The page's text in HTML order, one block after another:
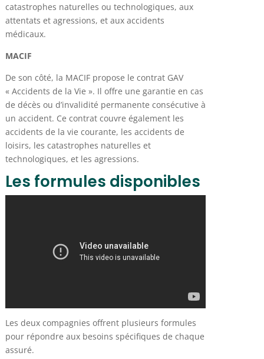
catastrophes naturelles ou technologiques, aux
attentats et agressions, et aux accidents
médicaux.
MACIF
De son côté, la MACIF propose le contrat GAV
« Accidents de la Vie ». Il offre une garantie en cas
de décès ou d’invalidité permanente consécutive à
un accident. Ce contrat couvre également les
accidents de la vie courante, les accidents de
loisirs, les catastrophes naturelles et
technologiques, et les agressions.
Les formules disponibles
Les deux compagnies offrent plusieurs formules
pour répondre aux besoins spécifiques de chaque
assuré.